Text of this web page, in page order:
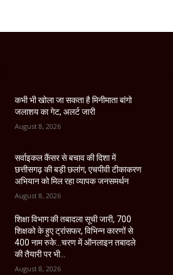
कभी भी खोला जा सकता है मिनीमाता बांगो
जलाशय का गेट, अलर्ट जारी
August 8, 2026
सर्वाइकल कैंसर से बचाव की दिशा में
छत्तीसगढ़ की बड़ी छलांग, एचपीवी टीकाकरण
अभियान को मिल रहा व्यापक जनसमर्थन
August 8, 2026
शिक्षा विभाग की तबादला सूची जारी, 700
शिक्षको के हुए ट्रांसफर, विभिन्न कारणों से
400 नाम रुके…चरण में ऑनलाइन तबादले
की तैयारी पर भी...
August 8, 2026